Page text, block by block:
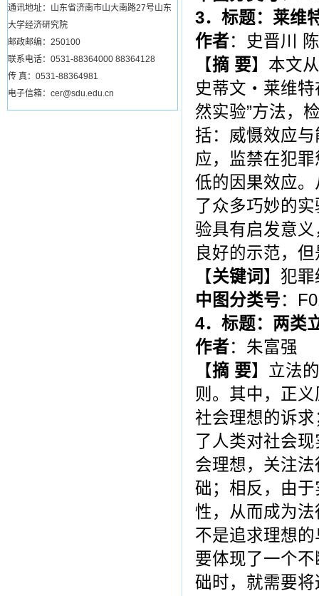
通讯地址：山东省济南市山大南路27号山东
大学经济研究院
邮政邮编：250100
联系电话：0531-88364000 88364128
传 真：0531-88364981
电子信箱：cer@sdu.edu.cn
3．标题：莱维
作者：史晋川
【摘 要】本文
史蒂文・莱维
然实验”方法，
括：威慑效应
应，监禁在犯
低的因果效应
了众多巧妙的
验具有启发意
良好的示范，
【关键词 】犯
中图分类号：
4．标题：两类
作者：朱富强
【摘 要】立法
则。其中，正
社会理想的诉
了人类对社会
会理想，关注
础；相反，由
性，从而成为
不是追求理想
要体现了一个
础时，就需要